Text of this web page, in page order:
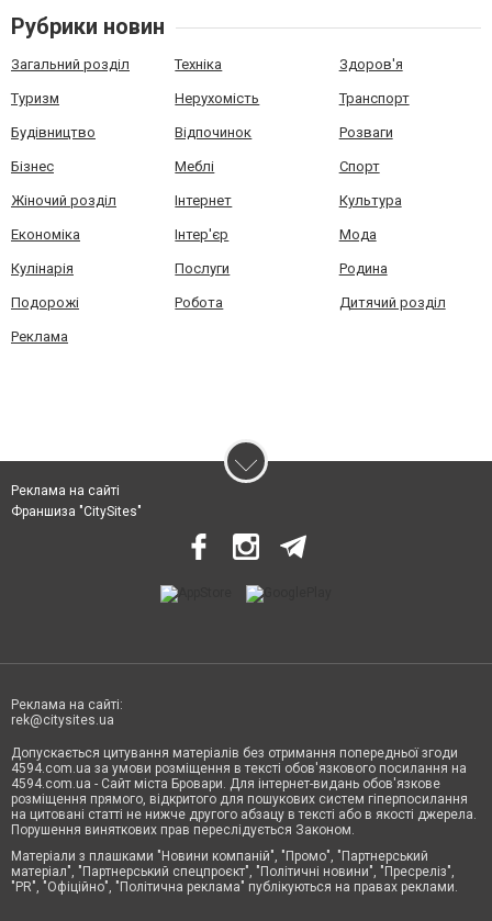
Рубрики новин
Загальний розділ Техніка Здоров'я
Туризм Нерухомість Транспорт
Будівництво Відпочинок Розваги
Бізнес Меблі Спорт
Жіночий розділ Інтернет Культура
Економіка Інтер'єр Мода
Кулінарія Послуги Родина
Подорожі Робота Дитячий розділ
Реклама
Реклама на сайті
Франшиза "CitySites"
Реклама на сайті:
rek@citysites.ua
Допускається цитування матеріалів без отримання попередньої згоди
4594.com.ua за умови розміщення в тексті обов'язкового посилання на
4594.com.ua - Сайт міста Бровари. Для інтернет-видань обов'язкове
розміщення прямого, відкритого для пошукових систем гіперпосилання
на цитовані статті не нижче другого абзацу в тексті або в якості джерела.
Порушення виняткових прав переслідується Законом.
Матеріали з плашками "Новини компаній", "Промо", "Партнерський
матеріал", "Партнерський спецпроєкт", "Політичні новини", "Пресреліз",
"PR", "Офіційно", "Політична реклама" публікуються на правах реклами.